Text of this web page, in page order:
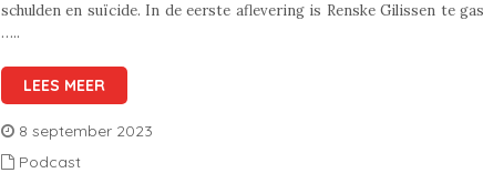
schulden en suïcide. In de eerste aflevering is Renske Gilissen te
…..
LEES MEER
8 september 2023
Podcast